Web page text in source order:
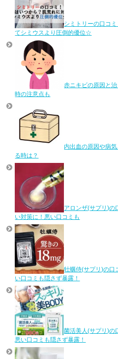
シミトリーの口コ
てシミウスより圧倒的優位☆
赤ニキビの原因と
時の注意点も
内出血の原因や病
る時は？
アロンザ(サプリ)の
い対策に！悪い口コミも
牡蠣侍(サプリ)の口
い口コミも隠さず暴露！
菌活美人(サプリ)の
悪い口コミも隠さず暴露！